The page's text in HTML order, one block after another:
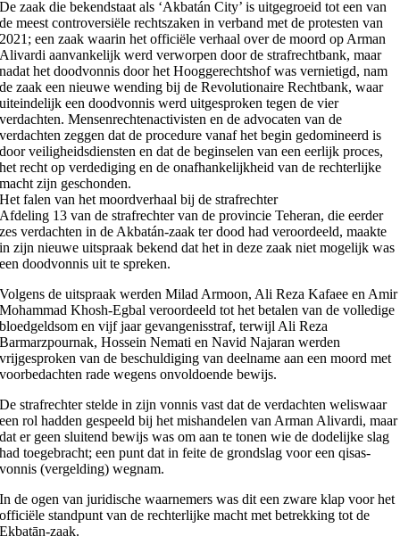
De zaak die bekendstaat als ‘Akbatán City’ is uitgegroeid tot een van
de meest controversiële rechtszaken in verband met de protesten van
2021; een zaak waarin het officiële verhaal over de moord op Arman
Alivardi aanvankelijk werd verworpen door de strafrechtbank, maar
nadat het doodvonnis door het Hooggerechtshof was vernietigd, nam
de zaak een nieuwe wending bij de Revolutionaire Rechtbank, waar
uiteindelijk een doodvonnis werd uitgesproken tegen de vier
verdachten. Mensenrechtenactivisten en de advocaten van de
verdachten zeggen dat de procedure vanaf het begin gedomineerd is
door veiligheidsdiensten en dat de beginselen van een eerlijk proces,
het recht op verdediging en de onafhankelijkheid van de rechterlijke
macht zijn geschonden.
Het falen van het moordverhaal bij de strafrechter
Afdeling 13 van de strafrechter van de provincie Teheran, die eerder
zes verdachten in de Akbatán-zaak ter dood had veroordeeld, maakte
in zijn nieuwe uitspraak bekend dat het in deze zaak niet mogelijk was
een doodvonnis uit te spreken.
Volgens de uitspraak werden Milad Armoon, Ali Reza Kafaee en Amir
Mohammad Khosh-Egbal veroordeeld tot het betalen van de volledige
bloedgeldsom en vijf jaar gevangenisstraf, terwijl Ali Reza
Barmarzpournak, Hossein Nemati en Navid Najaran werden
vrijgesproken van de beschuldiging van deelname aan een moord met
voorbedachten rade wegens onvoldoende bewijs.
De strafrechter stelde in zijn vonnis vast dat de verdachten weliswaar
een rol hadden gespeeld bij het mishandelen van Arman Alivardi, maar
dat er geen sluitend bewijs was om aan te tonen wie de dodelijke slag
had toegebracht; een punt dat in feite de grondslag voor een qisas-
vonnis (vergelding) wegnam.
In de ogen van juridische waarnemers was dit een zware klap voor het
officiële standpunt van de rechterlijke macht met betrekking tot de
Ekbatān-zaak.